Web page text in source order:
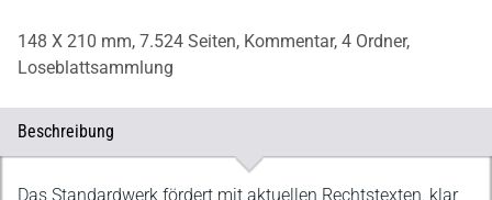
148 X 210 mm, 7.524 Seiten, Kommentar, 4 Ordner,
Loseblattsammlung
Beschreibung
Beschreibung
Das Standardwerk fördert mit aktuellen Rechtstexten, klar